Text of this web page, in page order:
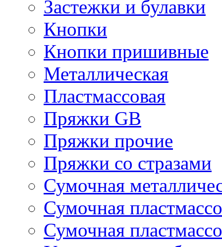
Застежки и булавки
Кнопки
Кнопки пришивные
Металлическая
Пластмассовая
Пряжки GB
Пряжки прочие
Пряжки со стразами
Сумочная
Сумочная
Сумочная